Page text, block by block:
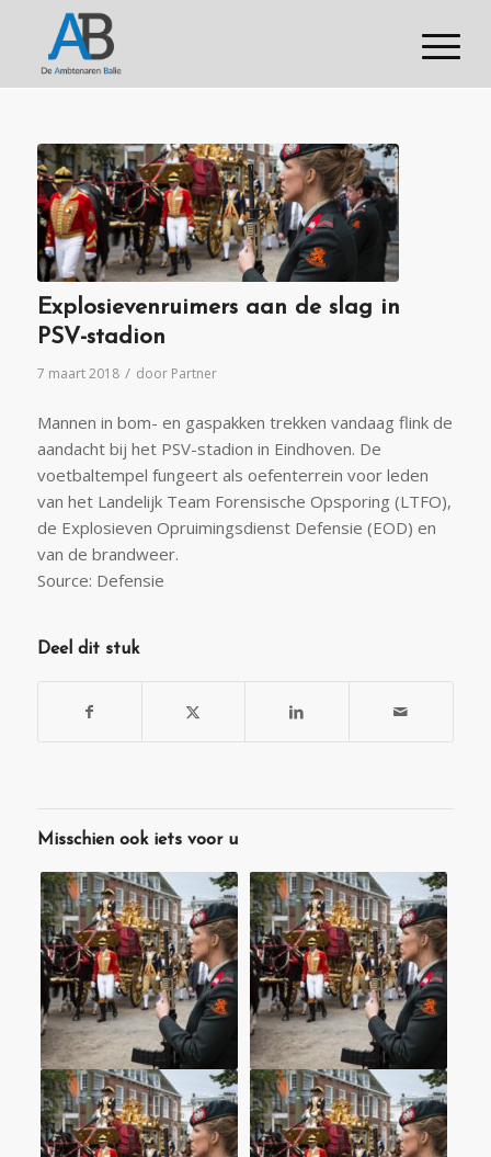
Explosievenruimers aan de slag in
PSV-stadion
7 maart 2018 / door Partner
Mannen in bom- en gaspakken trekken vandaag flink de
aandacht bij het PSV-stadion in Eindhoven. De
voetbaltempel fungeert als oefenterrein voor leden
van het Landelijk Team Forensische Opsporing (LTFO),
de Explosieven Opruimingsdienst Defensie (EOD) en
van de brandweer.
Source: Defensie
Deel dit stuk
Misschien ook iets voor u